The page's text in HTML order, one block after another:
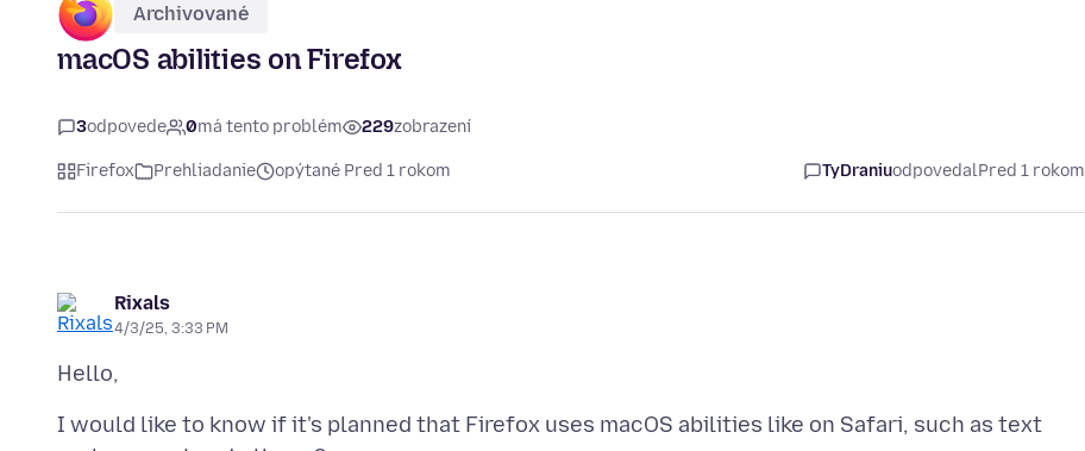
Archivované
macOS abilities on Firefox
3odpovede 0má tento problém 229zobrazení
Firefox Prehliadanie opýtané Pred 1 rokom TyDraniuodpovedalPred 1 rokom
Rixals
4/3/25, 3:33 PM
I would like to know if it's planned that Firefox uses macOS abilities like on Safari, such as text